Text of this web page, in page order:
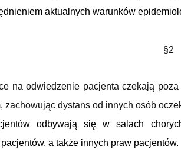
aktualnych warunków
§2
na odwiedzenie pacjenta czekają
zachowując dystans od innych osób
odbywają się w salach
a także innych praw pacjentów.